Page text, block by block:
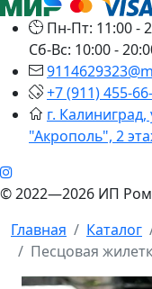
Пн-Пт: 11:00 -
Сб-Вс: 10:00 -
+7 (911) 455-
г.
"Акрополь", 2
© 2022—2026 ИП
Главная
Каталог
Песцовая